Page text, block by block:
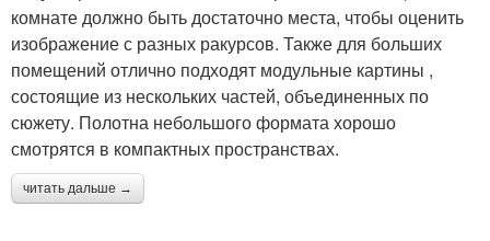
комнате должно быть достаточно места, чтобы оценить
изображение с разных ракурсов. Также для больших
помещений отлично подходят модульные картины ,
состоящие из нескольких частей, объединенных по
сюжету. Полотна небольшого формата хорошо
смотрятся в компактных пространствах.
читать дальше →